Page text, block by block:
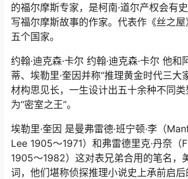
的福尔摩斯专家，是柯南·道尔产权会有
写福尔摩斯故事的作家。代表作《丝之
五个国家。
约翰·迪克森·卡尔 约翰·迪克森·卡尔 他和
蒂、埃勒里·奎因并称“推理黄金时代三大
材构思见长，一生设计出五十余种不同
为“密室之王”。
埃勒里·奎因 是曼弗雷德·班宁顿·李（
Lee 1905～1971）和弗雷德里克·丹奈
1905～1982）这对表兄弟合用的笔名，
词，他们堪称侦探推理小说史上承前启